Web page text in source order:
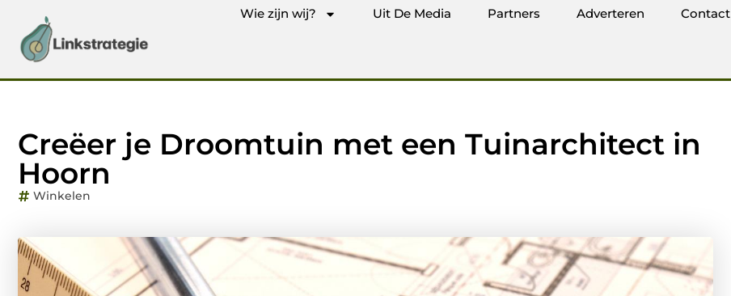
Wie zijn wij? Uit De Media Partners Adverteren Contact
Creëer je Droomtuin met een Tuinarchitect in
Hoorn
Winkelen